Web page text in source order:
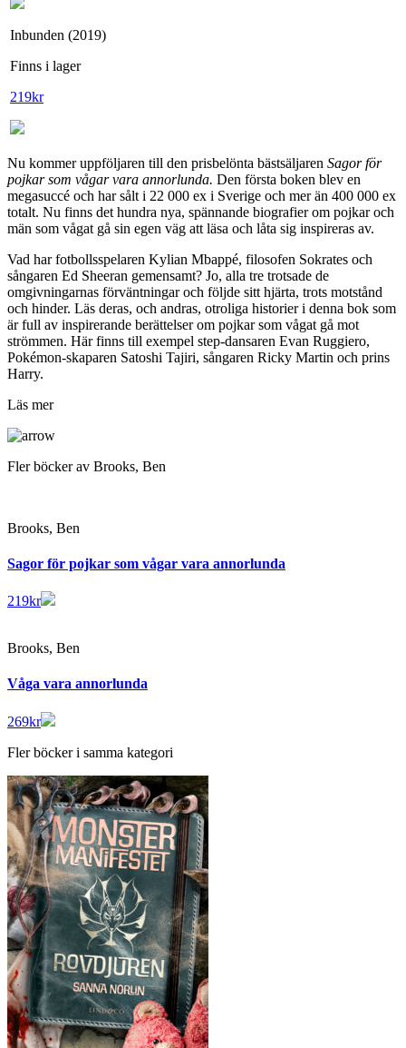
Inbunden (2019)
Finns i lager
219kr
Nu kommer uppföljaren till den prisbelönta bästsäljaren Sagor för
pojkar som vågar vara annorlunda. Den första boken blev en
megasuccé och har sålt i 22 000 ex i Sverige och mer än 400 000 ex
totalt. Nu finns det hundra nya, spännande biografier om pojkar och
män som vågat gå sin egen väg att läsa och låta sig inspireras av.
Vad har fotbollsspelaren Kylian Mbappé, filosofen Sokrates och
sångaren Ed Sheeran gemensamt? Jo, alla tre trotsade de
omgivningarnas förväntningar och följde sitt hjärta, trots motstånd
och hinder. Läs deras, och andras, otroliga historier i denna bok som
är full av inspirerande berättelser om pojkar som vågat gå mot
strömmen. Här finns till exempel step-dansaren Evan Ruggiero,
Pokémon-skaparen Satoshi Tajiri, sångaren Ricky Martin och prins
Harry.
Läs mer
Fler böcker av Brooks, Ben
Brooks, Ben
Sagor för pojkar som vågar vara annorlunda
219kr
Brooks, Ben
Våga vara annorlunda
269kr
Fler böcker i samma kategori